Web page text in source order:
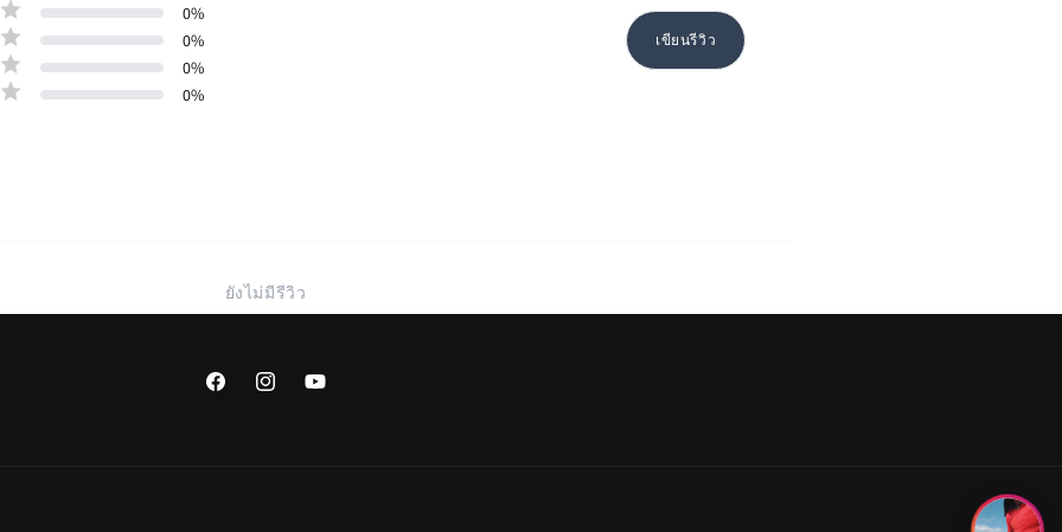
0%
0%
0%
0%
เขียนรีวิว
ยังไม่มีรีวิว
FacebookInstagramYouTube